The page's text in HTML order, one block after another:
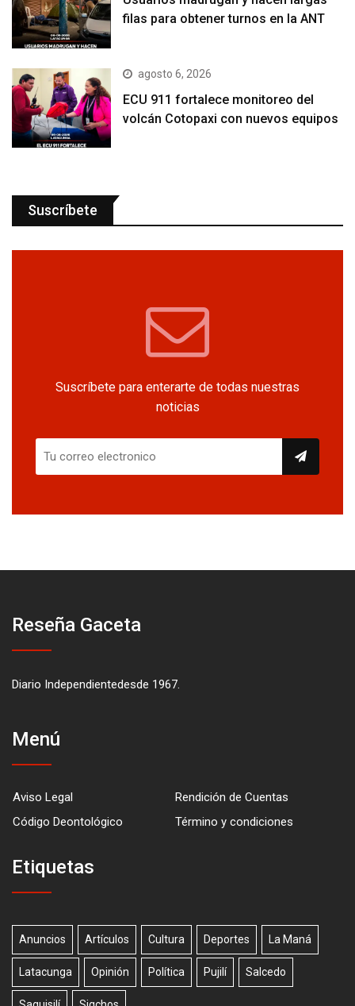
filas para obtener turnos en la ANT
agosto 6, 2026
ECU 911 fortalece monitoreo del
volcán Cotopaxi con nuevos equipos
Suscríbete
Suscríbete para enterarte de todas nuestras
noticias
Reseña Gaceta
Diario Independientedesde 1967.
Menú
Aviso Legal
Rendición de Cuentas
Código Deontológico
Término y condiciones
Etiquetas
Anuncios Artículos Cultura Deportes La Maná
Latacunga Opinión Política Pujilí Salcedo